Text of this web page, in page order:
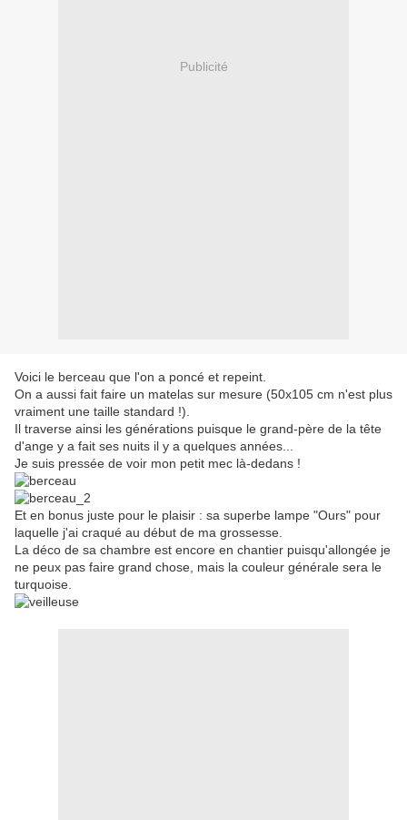
Publicité
Voici le berceau que l'on a poncé et repeint.
On a aussi fait faire un matelas sur mesure (50x105 cm n'est plus
vraiment une taille standard !).
Il traverse ainsi les générations puisque le grand-père de la tête
d'ange y a fait ses nuits il y a quelques années...
Je suis pressée de voir mon petit mec là-dedans !
Et en bonus juste pour le plaisir : sa superbe lampe "Ours" pour
laquelle j'ai craqué au début de ma grossesse.
La déco de sa chambre est encore en chantier puisqu'allongée je
ne peux pas faire grand chose, mais la couleur générale sera le
turquoise.